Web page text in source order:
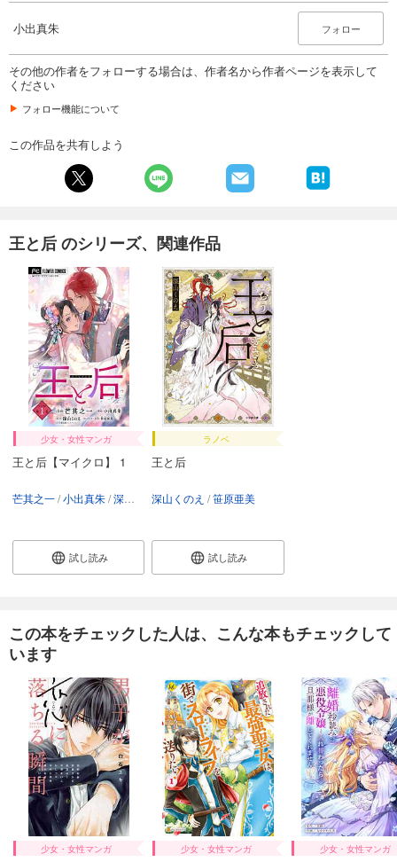
小出真朱 フォロー
その他の作者をフォローする場合は、作者名から作者ページを表示して
ください
フォロー機能について
この作品を共有しよう
王と后 のシリーズ、関連作品
少女・女性マンガ
王と后【マイクロ】 1
芒其之一 小出真朱 深山くのえ
試し読み
ラノベ
王と后
深山くのえ 笹原亜美
試し読み
この本をチェックした人は、こんな本もチェックして
います
少女・女性マンガ 少女・女性マンガ 少女・女性マンガ